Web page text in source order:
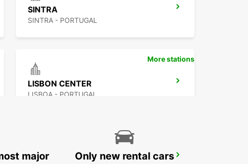
SINTRA
SINTRA - PORTUGAL
LISBON CENTER
LISBOA - PORTUGAL
LISBON DOWNTOWN ALAMEDA
More stations
major
Only new rental cars